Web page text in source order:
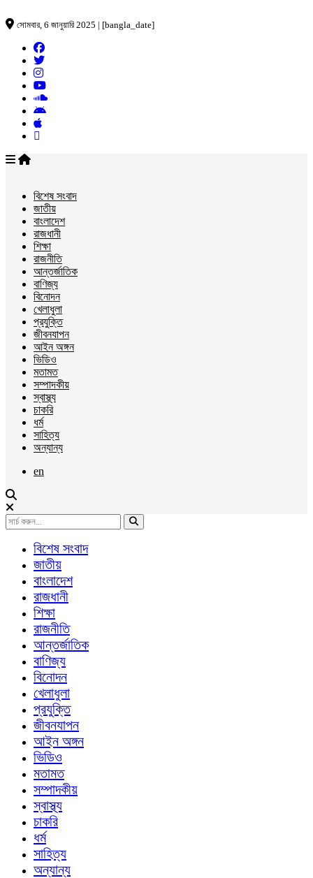
সোমবার, 6 জানুয়ারি 2025 | [bangla_date]
বিশেষ সংবাদ
জাতীয়
বাংলাদেশ
রাজধানী
শিক্ষা
রাজনীতি
আন্তর্জাতিক
বাণিজ্য
বিনোদন
খেলাধুলা
প্রযুক্তি
জীবনযাপন
আইন অঙ্গন
ভিডিও
মতামত
সম্পাদকীয়
স্বাস্থ্য
চাকরি
ধর্ম
সাহিত্য
অন্যান্য
en
বিশেষ সংবাদ
জাতীয়
বাংলাদেশ
রাজধানী
শিক্ষা
রাজনীতি
আন্তর্জাতিক
বাণিজ্য
বিনোদন
খেলাধুলা
প্রযুক্তি
জীবনযাপন
আইন অঙ্গন
ভিডিও
মতামত
সম্পাদকীয়
স্বাস্থ্য
চাকরি
ধর্ম
সাহিত্য
অন্যান্য